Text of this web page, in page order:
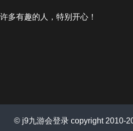
多有趣的人，特别开心！
© j9九游会登录 copyright 2010-